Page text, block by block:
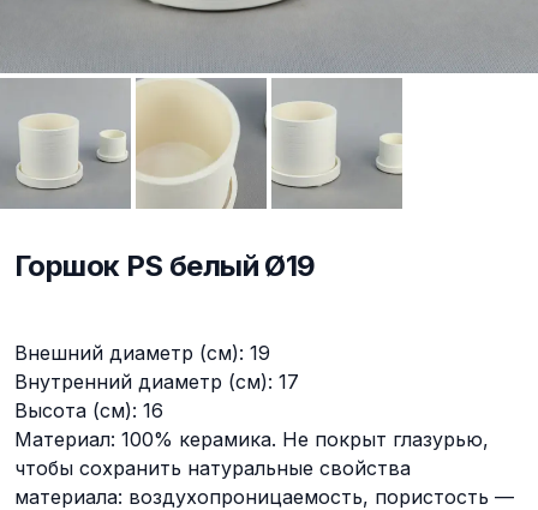
Горшок PS белый Ø19
Внешний диаметр (см): 19
Внутренний диаметр (см): 17
Высота (см): 16
Материал: 100% керамика. Не покрыт глазурью,
чтобы сохранить натуральные свойства
материала: воздухопроницаемость, пористость —